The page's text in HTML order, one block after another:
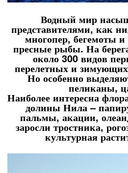
Водный мир
представителями, как
многопер, бегемоты и
пресные рыбы. На
около 300 видов
перелетных и зимующих
Но особенно
пеликаны,
Наиболее интересна
долины Нила –
пальмы, акации,
заросли тростника,
культурная